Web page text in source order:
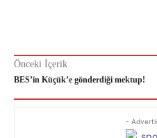
Önceki İçerik
BES’in Küçük’e gönderdiği mektup!
-